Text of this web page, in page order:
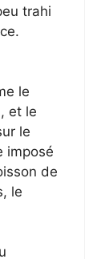
trahi
le
et le
le
imposé
de
le